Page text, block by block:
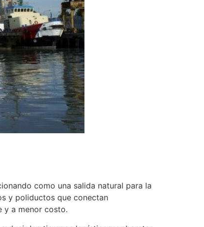
como una salida natural para la
y poliductos que conectan
y a menor costo.